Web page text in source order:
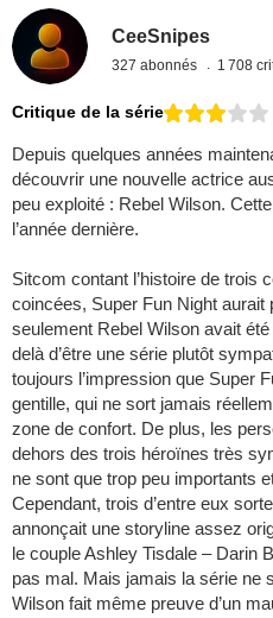
CeeSnipes
327 abonnés 1 708
Critique de la série
Depuis quelques années
découvrir une nouvelle actrice
peu exploité : Rebel Wilson.
l’année dernière.
Sitcom contant l’histoire de trois
coincées, Super Fun Night
seulement Rebel Wilson avait
delà d’être une série plutôt
toujours l’impression que Super
gentille, qui ne sort jamais
zone de confort. De plus, les
dehors des trois héroïnes très
ne sont que trop peu importants
Cependant, trois d’entre eux
annonçait une storyline assez
le couple Ashley Tisdale – Darin
pas mal. Mais jamais la série ne
Wilson fait même preuve d’un